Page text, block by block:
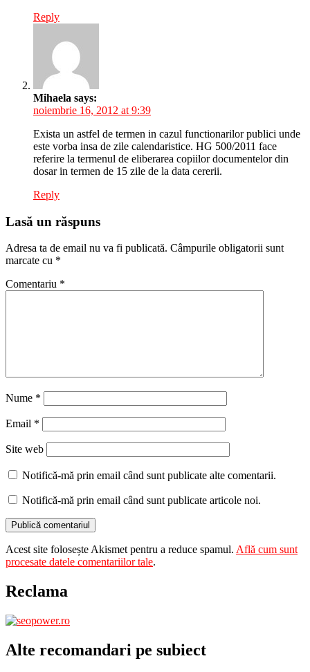
Reply
Mihaela says:
noiembrie 16, 2012 at 9:39
Exista un astfel de termen in cazul functionarilor publici unde
este vorba insa de zile calendaristice. HG 500/2011 face
referire la termenul de eliberarea copiilor documentelor din
dosar in termen de 15 zile de la data cererii.
Reply
Lasă un răspuns
Adresa ta de email nu va fi publicată. Câmpurile obligatorii sunt
marcate cu *
Comentariu *
Nume *
Email *
Site web
Notifică-mă prin email când sunt publicate alte comentarii.
Notifică-mă prin email când sunt publicate articole noi.
Acest site folosește Akismet pentru a reduce spamul. Află cum sunt
procesate datele comentariilor tale.
Reclama
Alte recomandari pe subiect